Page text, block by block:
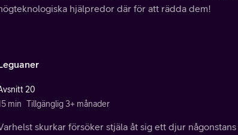
hjälpredor där för att rädda dem!
20
min Tillgänglig 3+ månader
skurkar försöker stjäla åt sig ett djur